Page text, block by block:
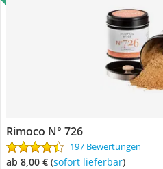
Rimoco N° 726
197 Bewertungen
ab 8,00 € ( Sofort lieferbar)